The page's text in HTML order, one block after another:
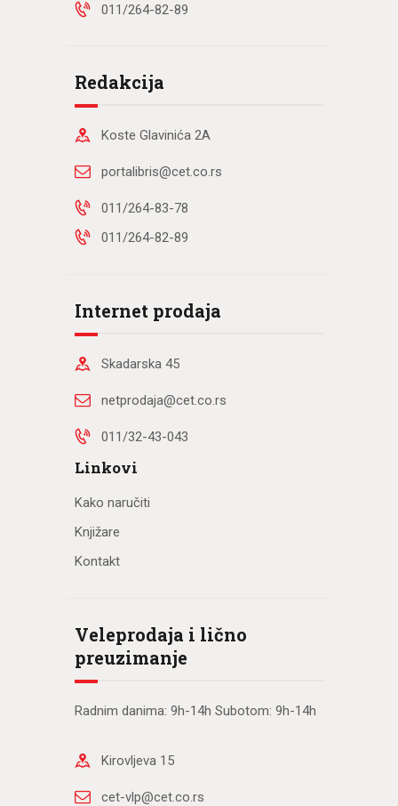
011/264-82-89
Redakcija
Koste Glavinića 2A
portalibris@cet.co.rs
011/264-83-78
011/264-82-89
Internet prodaja
Skadarska 45
netprodaja@cet.co.rs
011/32-43-043
Linkovi
Kako naručiti
Knjižare
Kontakt
Veleprodaja i lično
preuzimanje
Radnim danima: 9h-14h Subotom: 9h-14h
Kirovljeva 15
cet-vlp@cet.co.rs